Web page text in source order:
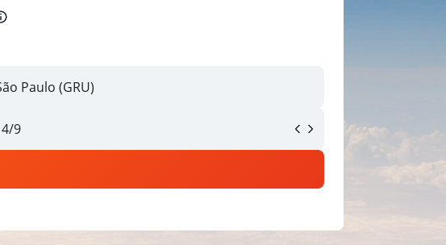
9